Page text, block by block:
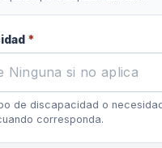
*
o necesidad educativa
cuando corresponda.